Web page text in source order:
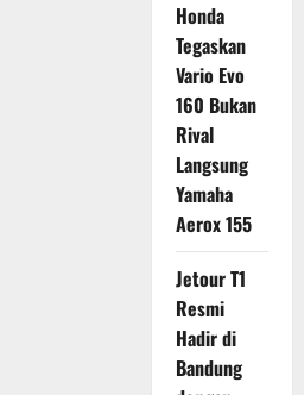
Honda
Tegaskan
Vario Evo
160 Bukan
Rival
Langsung
Yamaha
Aerox 155
Jetour T1
Resmi
Hadir di
Bandung